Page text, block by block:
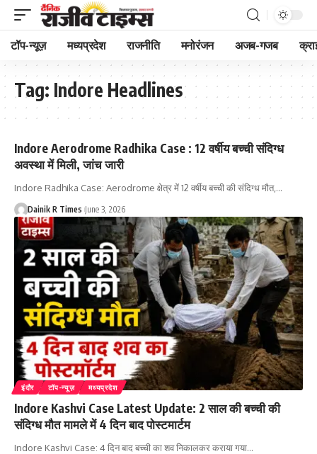
टॉप-न्यूज़ मध्यप्रदेश राजनीति मनोरंजन अजब-गजब
Tag: Indore Headlines
Indore Aerodrome Radhika Case : 12 वर्षीय बच्ची संदिग्ध
अवस्था में मिली, जांच जारी
Indore Radhika Case: Aerodrome क्षेत्र में 12 वर्षीय बच्ची की संदिग्ध मौत,…
Dainik R Times June 3, 2026
इंदौर टॉप-न्यूज़ मध्यप्रदेश
Indore Kashvi Case Latest Update: 2 साल की बच्ची की
संदिग्ध मौत मामले में 4 दिन बाद पोस्टमार्टम
Indore Kashvi Case: 4 दिन बाद बच्ची का शव निकालकर कराया गया…